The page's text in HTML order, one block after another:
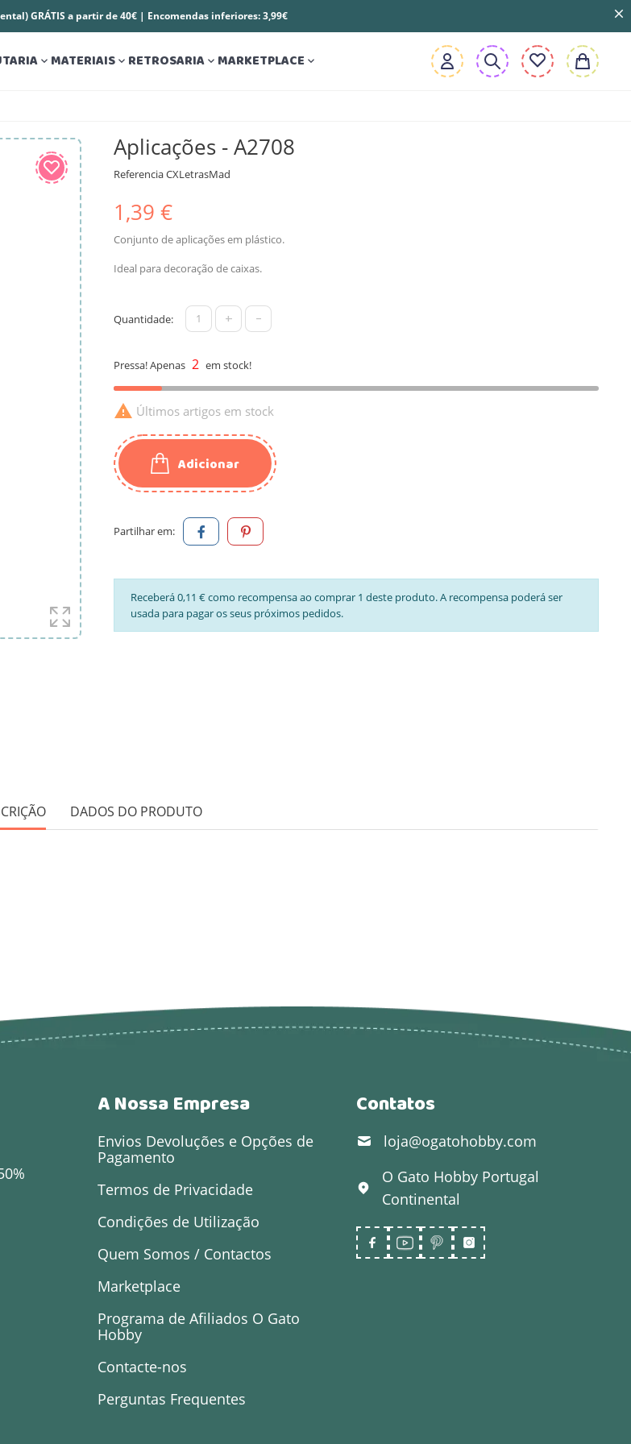
GRÁTIS a partir de 40€ | Encomendas inferiores: 3,99€
 MATERIAIS RETROSARIA MARKETPLACE 
Aplicações - A2708
ReferenciaCXLetrasMad
1,39 €
Conjunto de aplicações em plástico.
Ideal para decoração de caixas.
Quantidade: + -
Pressa! Apenas 2 em stock!
 Últimos artigos em stock
Adicionar
Partilhar em:
Receberá 0,11 € como recompensa ao comprar 1 deste produto. A recompensa poderá ser
usada para pagar os seus próximos pedidos.
DADOS DO PRODUTO
A Nossa Empresa
Envios Devoluções e Opções de
Pagamento
Termos de Privacidade
Condições de Utilização
Quem Somos / Contactos
Marketplace
Programa de Afiliados O Gato
Hobby
Contacte-nos
Perguntas Frequentes
Contatos
loja@ogatohobby.com
O Gato Hobby Portugal
Continental